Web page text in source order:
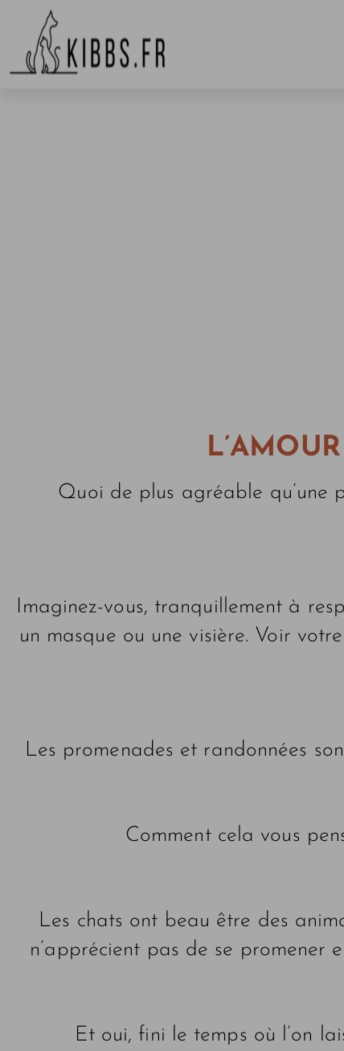
Quoi de plus agréable qu’une
Imaginez-vous, tranquillement à
un masque ou une visière. Voir
Les promenades et randonnées
Comment cela vous
Les chats ont beau être des
n’apprécient pas de se promener
Et oui, fini le temps où l’on